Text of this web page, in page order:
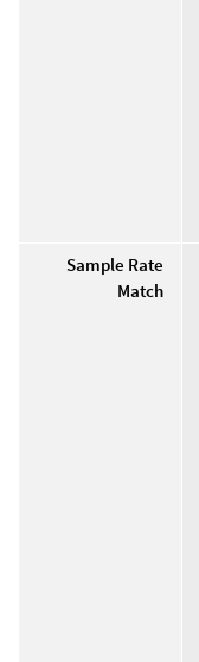
Sample Rate
Match